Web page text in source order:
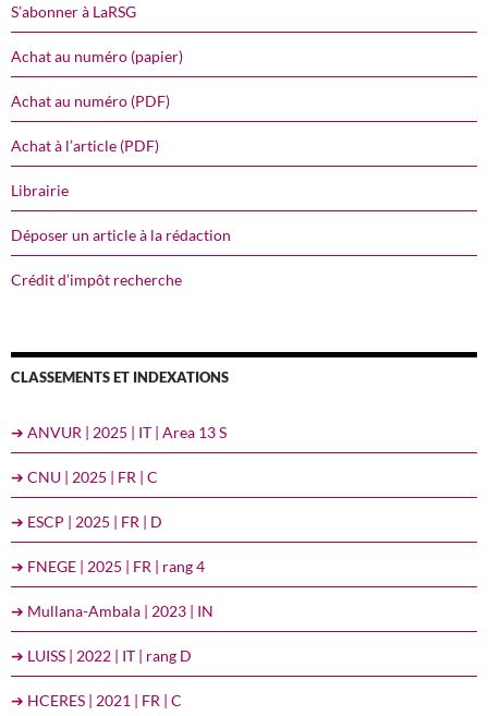
S’abonner à LaRSG
Achat au numéro (papier)
Achat au numéro (PDF)
Achat à l’article (PDF)
Librairie
Déposer un article à la rédaction
Crédit d’impôt recherche
CLASSEMENTS ET INDEXATIONS
➔ ANVUR | 2025 | IT | Area 13 S
➔ CNU | 2025 | FR | C
➔ ESCP | 2025 | FR | D
➔ FNEGE | 2025 | FR | rang 4
➔ Mullana-Ambala | 2023 | IN
➔ LUISS | 2022 | IT | rang D
➔ HCERES | 2021 | FR | C